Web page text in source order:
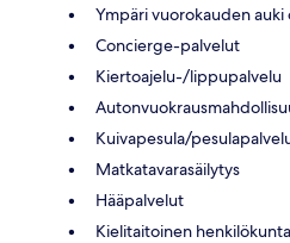
Ympäri vuorokauden auki
Concierge-palvelut
Kiertoajelu-/lippupalvelu
Kuivapesula/
Matkatavarasäilytys
Hääpalvelut
Kielitaitoinen henkilökunta